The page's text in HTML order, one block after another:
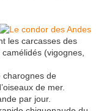
les carcasses des
(vigognes,
charognes de
de mer.
par jour.